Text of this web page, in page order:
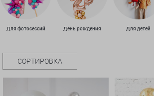
Для фотосессий День рождения Для детей
СОРТИРОВКА